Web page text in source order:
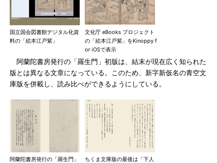
国立国会図書館デジタル化資
料の「絵本江戸紫」
文化庁 eBooks プロジェクト
の「絵本江戸紫」をKinoppy f
or iOSで表示
阿蘭陀書房発行の「羅生門」初版は、結末が現在広く知られた
版とは異なる文章になっている。このため、新字新仮名の青空文
庫版を併載し、読み比べができるようにしている。
阿蘭陀書房発行の「羅生門」
ちくま文庫版の最後は「下人